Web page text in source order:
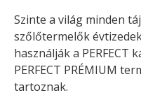
Szinte a világ minden
szőlőtermelők
használják a PERFECT
PERFECT PRÉMIUM
tartoznak.